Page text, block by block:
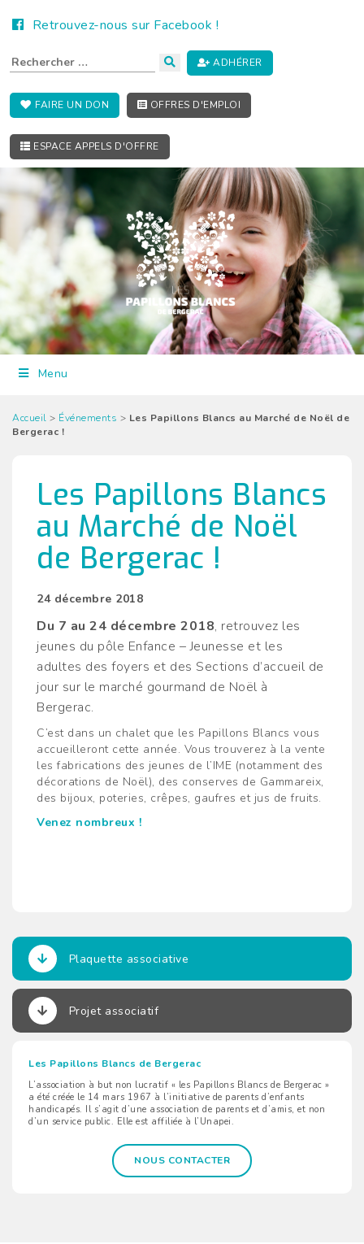
Retrouvez-nous sur Facebook !
ADHÉRER
FAIRE UN DON OFFRES D'EMPLOI
ESPACE APPELS D'OFFRE
Menu
Accueil > Événements > Les Papillons Blancs au Marché de Noël de
Bergerac !
Les Papillons Blancs
au Marché de Noël
de Bergerac !
24 décembre 2018
Du 7 au 24 décembre 2018, retrouvez les
jeunes du pôle Enfance – Jeunesse et les
adultes des foyers et des Sections d’accueil de
jour sur le marché gourmand de Noël à
Bergerac.
C’est dans un chalet que les Papillons Blancs vous
accueilleront cette année. Vous trouverez à la vente
les fabrications des jeunes de l’IME (notamment des
décorations de Noël), des conserves de Gammareix,
des bijoux, poteries, crêpes, gaufres et jus de fruits.
Venez nombreux !
Plaquette associative
Projet associatif
Les Papillons Blancs de Bergerac
L’association à but non lucratif « les Papillons Blancs de Bergerac »
a été créée le 14 mars 1967 à l’initiative de parents d’enfants
handicapés. Il s’agit d’une association de parents et d’amis, et non
d’un service public. Elle est affiliée à l’Unapei.
NOUS CONTACTER